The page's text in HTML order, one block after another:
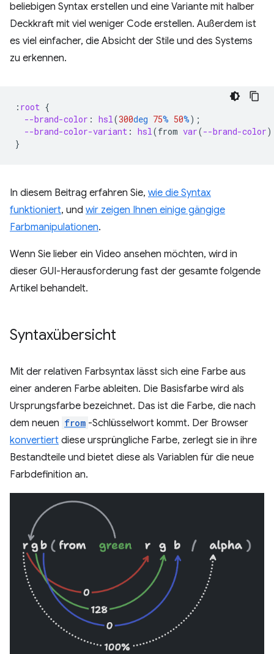
beliebigen Syntax erstellen und eine Variante mit halber
Deckkraft mit viel weniger Code erstellen. Außerdem ist
es viel einfacher, die Absicht der Stile und des Systems
zu erkennen.
: root {
--brand-color : hsl(300deg 75% 50%);
--brand-color-variant : hsl(from var(--brand-color)
}
In diesem Beitrag erfahren Sie, wie die Syntax
funktioniert, und wir zeigen Ihnen einige gängige
Farbmanipulationen.
Wenn Sie lieber ein Video ansehen möchten, wird in
dieser GUI-Herausforderung fast der gesamte folgende
Artikel behandelt.
Syntaxübersicht
Mit der relativen Farbsyntax lässt sich eine Farbe aus
einer anderen Farbe ableiten. Die Basisfarbe wird als
Ursprungsfarbe bezeichnet. Das ist die Farbe, die nach
dem neuen from -Schlüsselwort kommt. Der Browser
konvertiert diese ursprüngliche Farbe, zerlegt sie in ihre
Bestandteile und bietet diese als Variablen für die neue
Farbdefinition an.